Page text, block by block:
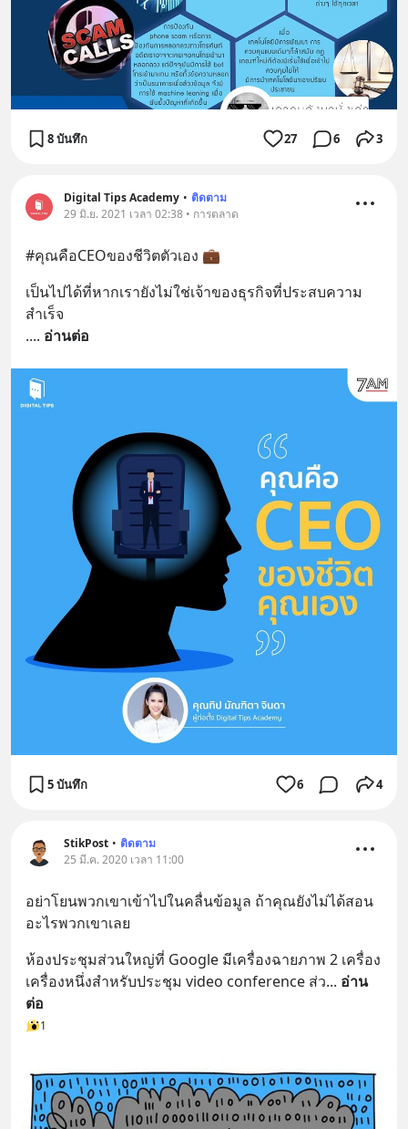
8 บันทึก 27 6 3
Digital Tips Academy • ติดตาม
29 มิ.ย. 2021 เวลา 02:38 • การตลาด
#คุณคือCEOของชีวิตตัวเอง 💼
เป็นไปได้ที่หากเรายังไม่ใช่เจ้าของธุรกิจที่ประสบความ
สำเร็จ
.... อ่านต่อ
5 บันทึก 6 4
StikPost • ติดตาม
25 มี.ค. 2020 เวลา 11:00
อย่าโยนพวกเขาเข้าไปในคลื่นข้อมูล ถ้าคุณยังไม่ได้สอน
อะไรพวกเขาเลย
ห้องประชุมส่วนใหญ่ที่ Google มีเครื่องฉายภาพ 2 เครื่อง
เครื่องหนึ่งสำหรับประชุม video conference ส่ว... อ่าน
ต่อ
1